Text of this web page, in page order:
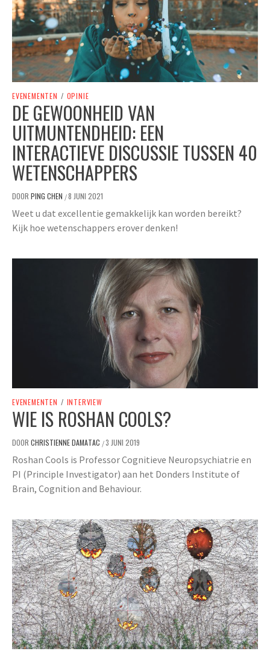
EVENEMENTEN / OPINIE
DE GEWOONHEID VAN
UITMUNTENDHEID: EEN
INTERACTIEVE DISCUSSIE TUSSEN 40
WETENSCHAPPERS
DOOR PING CHEN /8 JUNI 2021
Weet u dat excellentie gemakkelijk kan worden bereikt?
Kijk hoe wetenschappers erover denken!
EVENEMENTEN / INTERVIEW
WIE IS ROSHAN COOLS?
DOOR CHRISTIENNE DAMATAC /3 JUNI 2019
Roshan Cools is Professor Cognitieve Neuropsychiatrie en
PI (Principle Investigator) aan het Donders Institute of
Brain, Cognition and Behaviour.